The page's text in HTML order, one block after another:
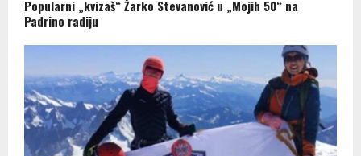
Popularni „kvizaš“ Žarko Stevanović u „Mojih 50“ na
Padrino radiju